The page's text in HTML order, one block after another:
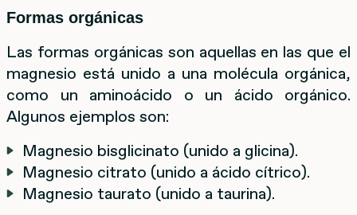
Formas orgánicas
Las formas orgánicas son aquellas en las que el
magnesio está unido a una molécula orgánica,
como un aminoácido o un ácido orgánico.
Algunos ejemplos son:
Magnesio bisglicinato (unido a glicina).
Magnesio citrato (unido a ácido cítrico).
Magnesio taurato (unido a taurina).